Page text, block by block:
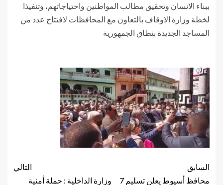
ببناء الانسان وتحقيق مطالب المواطنين واحتياجاتهم، وتنفيذا
لخطة وزارة الاوقاف بالتعاون مع المحافظات لافتتاح عدد من
المساجد الجديدة بنطاق الجمهورية
السابق
محافظ أسيوط يعلن تسليم 7
التالي
وزارة الداخلية : حملة أمنية